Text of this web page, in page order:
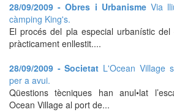
28/09/2009 - Obres i Urbanisme Via
càmping King's.
El procés del pla especial urbanístic del
pràcticament enllestit....
28/09/2009 - Societat L'Ocean Village
per a avui.
Qüestions tècniques han anul•lat
Ocean Village al port de...